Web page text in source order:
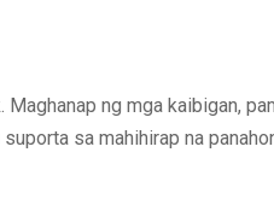
ng mga kaibigan,
sa mahihirap na